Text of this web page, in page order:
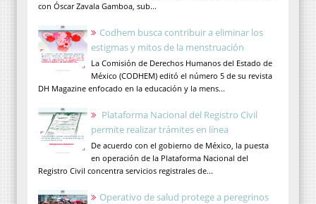
con Óscar Zavala Gamboa, sub...
Codhem busca contribuir a eliminar los
estigmas y mitos de la menstruación
La Comisión de Derechos Humanos del Estado de
México (CODHEM) editó el número 5 de su revista
DH Magazine enfocado en la educación y la mens...
Plataforma Nacional del Registro Civil
permite realizar trámites en línea
De acuerdo con el gobierno de México, la puesta
en operación de la Plataforma Nacional del
Registro Civil concentra servicios registrales de...
Operativo de salud protege a peregrinos